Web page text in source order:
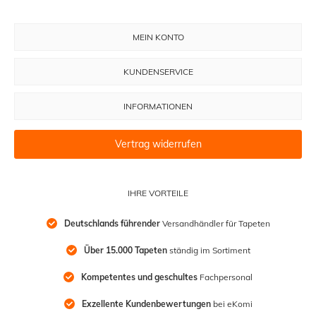
IHRE VORTEILE
Deutschlands führender Versandhändler für Tapeten
Über 15.000 Tapeten ständig im Sortiment
Kompetentes und geschultes Fachpersonal
Exzellente Kundenbewertungen bei eKomi
MEIN KONTO
KUNDENSERVICE
INFORMATIONEN
Vertrag widerrufen